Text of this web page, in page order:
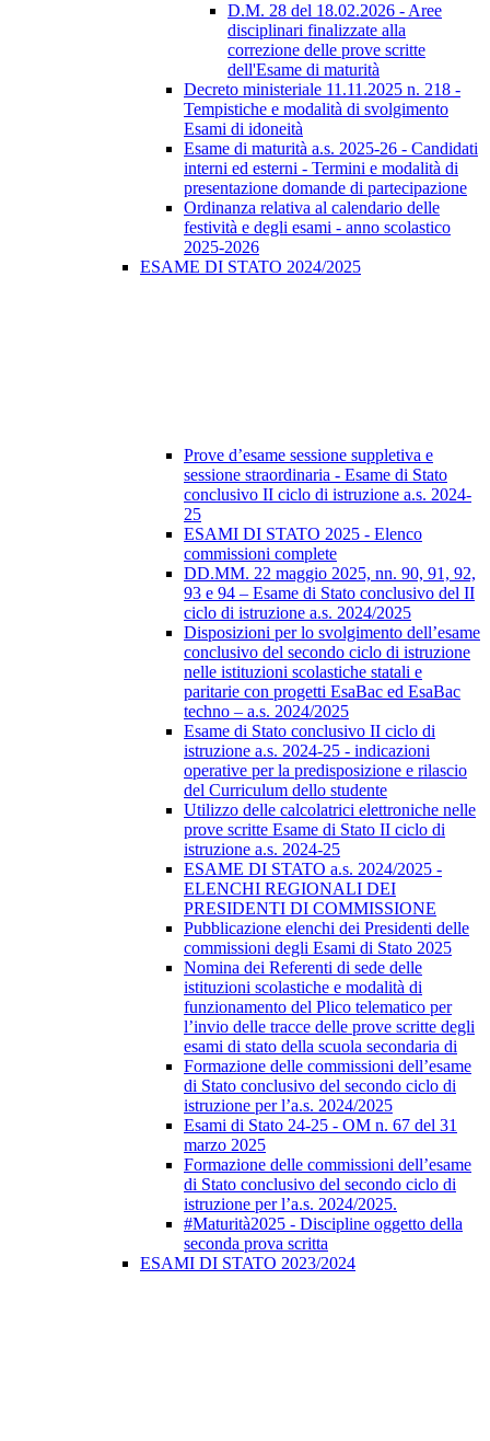
D.M. 28 del 18.02.2026 - Aree
disciplinari finalizzate alla
correzione delle prove scritte
dell'Esame di maturità
Decreto ministeriale 11.11.2025 n. 218 -
Tempistiche e modalità di svolgimento
Esami di idoneità
Esame di maturità a.s. 2025-26 - Candidati
interni ed esterni - Termini e modalità di
presentazione domande di partecipazione
Ordinanza relativa al calendario delle
festività e degli esami - anno scolastico
2025-2026
ESAME DI STATO 2024/2025
Prove d’esame sessione suppletiva e
sessione straordinaria - Esame di Stato
conclusivo II ciclo di istruzione a.s. 2024-
25
ESAMI DI STATO 2025 - Elenco
commissioni complete
DD.MM. 22 maggio 2025, nn. 90, 91, 92,
93 e 94 – Esame di Stato conclusivo del II
ciclo di istruzione a.s. 2024/2025
Disposizioni per lo svolgimento dell’esame
conclusivo del secondo ciclo di istruzione
nelle istituzioni scolastiche statali e
paritarie con progetti EsaBac ed EsaBac
techno – a.s. 2024/2025
Esame di Stato conclusivo II ciclo di
istruzione a.s. 2024-25 - indicazioni
operative per la predisposizione e rilascio
del Curriculum dello studente
Utilizzo delle calcolatrici elettroniche nelle
prove scritte Esame di Stato II ciclo di
istruzione a.s. 2024-25
ESAME DI STATO a.s. 2024/2025 -
ELENCHI REGIONALI DEI
PRESIDENTI DI COMMISSIONE
Pubblicazione elenchi dei Presidenti delle
commissioni degli Esami di Stato 2025
Nomina dei Referenti di sede delle
istituzioni scolastiche e modalità di
funzionamento del Plico telematico per
l’invio delle tracce delle prove scritte degli
esami di stato della scuola secondaria di
Formazione delle commissioni dell’esame
di Stato conclusivo del secondo ciclo di
istruzione per l’a.s. 2024/2025
Esami di Stato 24-25 - OM n. 67 del 31
marzo 2025
Formazione delle commissioni dell’esame
di Stato conclusivo del secondo ciclo di
istruzione per l’a.s. 2024/2025.
#Maturità2025 - Discipline oggetto della
seconda prova scritta
ESAMI DI STATO 2023/2024